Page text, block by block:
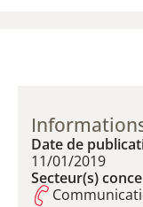
Date de
11/01/2019
Secteur(s)